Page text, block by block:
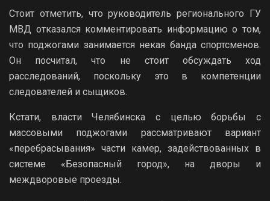
Стоит отметить, что руководитель регионального ГУ
МВД отказался комментировать информацию о том,
что поджогами занимается некая банда спортсменов.
Он посчитал, что не стоит обсуждать ход
расследований, поскольку это в компетенции
следователей и сыщиков.
Кстати, власти Челябинска с целью борьбы с
массовыми поджогами рассматривают вариант
«перебрасывания» части камер, задействованных в
системе «Безопасный город», на дворы и
междворовые проезды.